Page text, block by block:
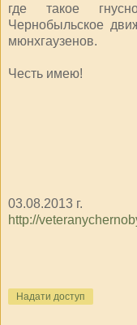
где такое
Чернобыльское
мюнхгаузенов.
Честь имею!
03.08.2013 г.
http://
Надати доступ